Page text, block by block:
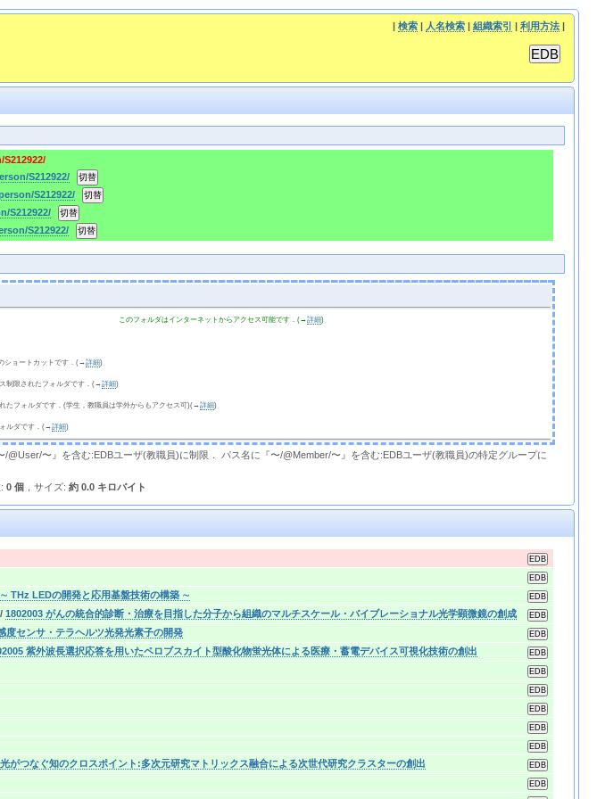
| 検索| 人名検索| 組織索引 | 利用方法|
S212922/
S212922/
S212922/
S212922/
このフォルダはインターネットからアクセス可能です．(→詳細)
ショートカットです．(→詳細)
制限されたフォルダです．(→詳細)
たフォルダです．(学生，教職員は学外からもアクセス可)(→詳細)
ルダです．(→詳細)
〜』を含む:EDBユーザ(教職員)に制限． パス名に『〜/@Member/〜』を含む:EDBユーザ(教職員)の特定グループに
:0 個 ，サイズ:約 0.0 キロバイト
THz LEDの開発と応用基盤技術の構築 ∼
/1802003 がんの統合的診断・治療を目指した分子から組織のマルチスケール・バイブレーショナル光学顕微鏡の創成
度センサ・テラヘルツ光発光素子の開発
紫外波長選択応答を用いたペロブスカイト型酸化物蛍光体による医療・蓄電デバイス可視化技術の創出
がつなぐ知のクロスポイント:多次元研究マトリックス融合による次世代研究クラスターの創出